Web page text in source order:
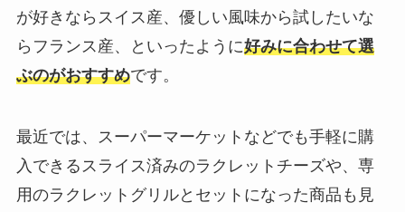
が好きならスイス産、優しい風味から試したいな
らフランス産、といったように好みに合わせて選
ぶのがおすすめです。
最近では、スーパーマーケットなどでも手軽に購
入できるスライス済みのラクレットチーズや、専
用のラクレットグリルとセットになった商品も見